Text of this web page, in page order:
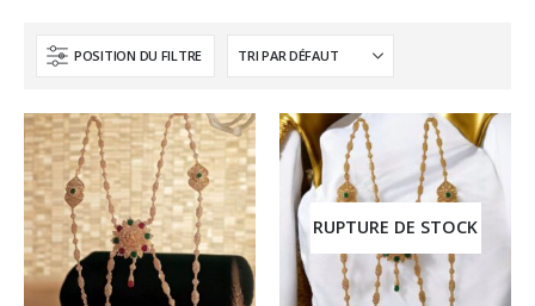
POSITION DU FILTRE
RUPTURE DE STOCK